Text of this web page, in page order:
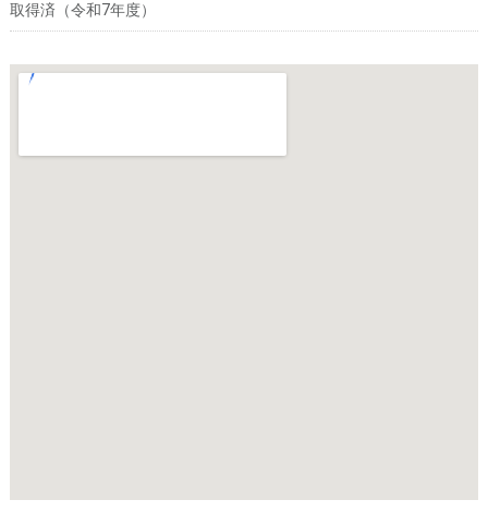
取得済（令和7年度）